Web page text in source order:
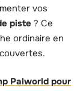
vos
piste ? Ce
ordinaire en
Palworld pour